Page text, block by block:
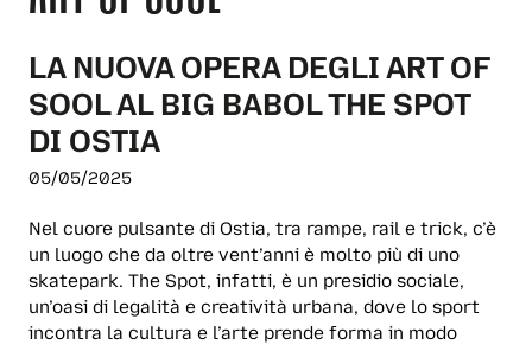
LA NUOVA OPERA DEGLI ART OF
SOOL AL BIG BABOL THE SPOT
DI OSTIA
05/05/2025
Nel cuore pulsante di Ostia, tra rampe, rail e trick, c’è
un luogo che da oltre vent’anni è molto più di uno
skatepark. The Spot, infatti, è un presidio sociale,
un’oasi di legalità e creatività urbana, dove lo sport
incontra la cultura e l’arte prende forma in modo